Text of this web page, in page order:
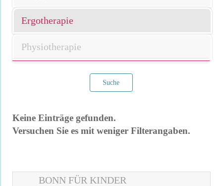
Ergotherapie
Physiotherapie
Suche
Keine Einträge gefunden.
Versuchen Sie es mit weniger Filterangaben.
BONN FÜR KINDER